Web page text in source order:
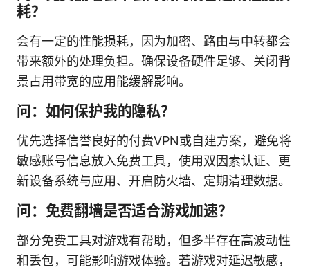
耗？
会有一定的性能损耗，因为加密、路由与中转都会
带来额外的处理负担。确保设备硬件足够、关闭背
景占用带宽的应用能缓解影响。
问：如何保护我的隐私？
优先选择信誉良好的付费VPN或自建方案，避免将
敏感账号信息放入免费工具，使用双因素认证、更
新设备系统与应用、开启防火墙、定期清理数据。
问：免费翻墙是否适合游戏加速？
部分免费工具对游戏有帮助，但多半存在高波动性
和丢包，可能影响游戏体验。若游戏对延迟敏感，